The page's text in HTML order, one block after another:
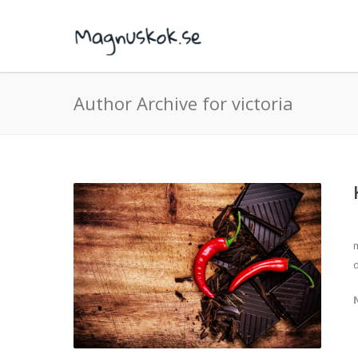
Author Archive for victoria